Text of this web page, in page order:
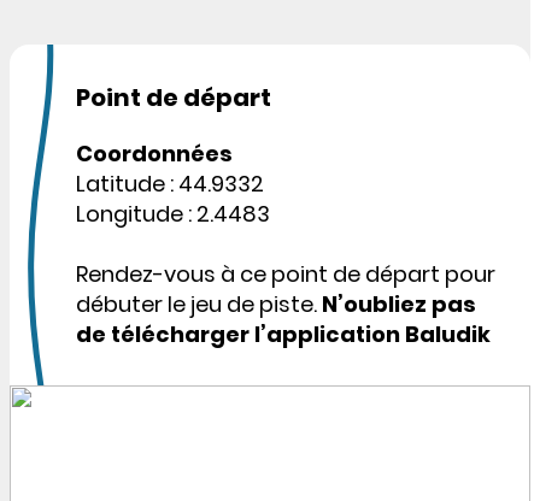
Point de départ
Coordonnées
Latitude : 44.9332
Longitude : 2.4483
Rendez-vous à ce point de départ pour
débuter le jeu de piste. N’oubliez pas
de télécharger l’application Baludik